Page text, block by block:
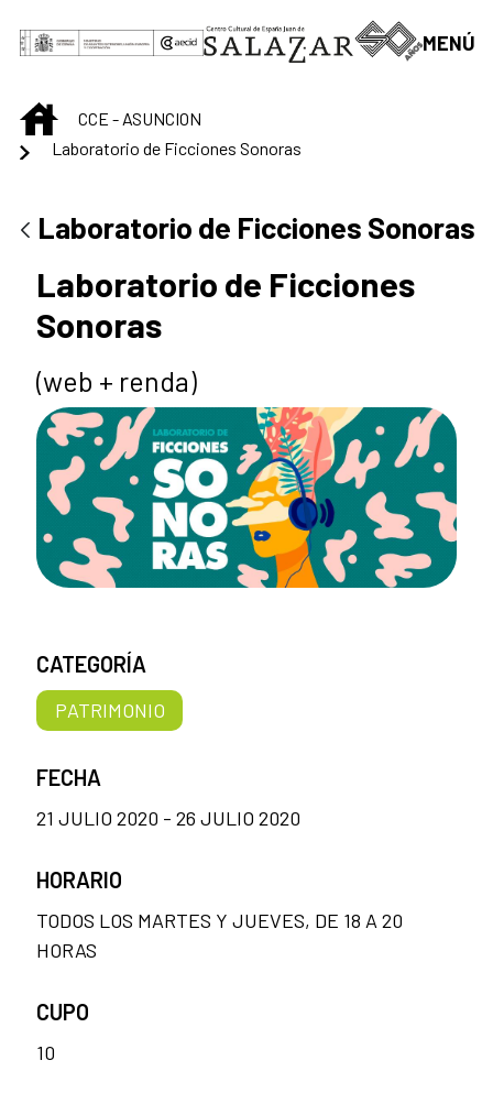
Saltar al contenido principal
MENÚ
INICIOCCE - ASUNCION
Laboratorio de Ficciones Sonoras
Laboratorio de Ficciones Sonoras
Laboratorio de Ficciones
Sonoras
(web + renda)
CATEGORÍA
PATRIMONIO
FECHA
21 JULIO 2020 - 26 JULIO 2020
HORARIO
TODOS LOS MARTES Y JUEVES, DE 18 A 20
HORAS
CUPO
10